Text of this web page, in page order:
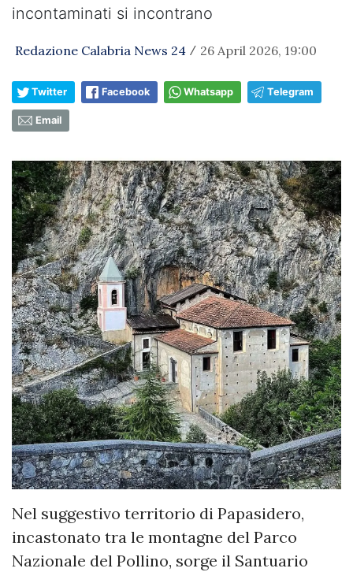
incontaminati si incontrano
Redazione Calabria News 24 / 26 April 2026, 19:00
Twitter Facebook Whatsapp Telegram
Email
Nel suggestivo territorio di Papasidero,
incastonato tra le montagne del Parco
Nazionale del Pollino, sorge il Santuario